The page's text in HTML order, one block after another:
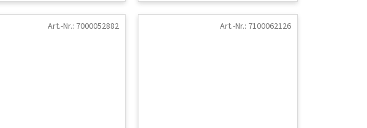
Art.-Nr.: 7000052882 Art.-Nr.: 7100062126